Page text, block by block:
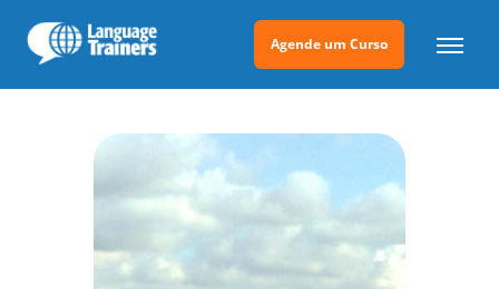
Agende um Curso